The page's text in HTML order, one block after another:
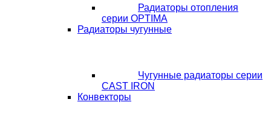
Радиаторы отопления
серии OPTIMA
Радиаторы чугунные
Чугунные радиаторы серии
CAST IRON
Конвекторы